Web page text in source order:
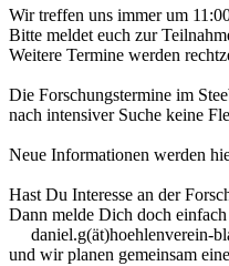
Wir treffen uns immer um
Bitte meldet euch zur
Weitere Termine werden
Die Forschungstermine im
nach intensiver Suche keine
Neue Informationen werden
Hast Du Interesse an der
Dann melde Dich doch
daniel.g(ät)hoehlenverein-
und wir planen gemeinsam